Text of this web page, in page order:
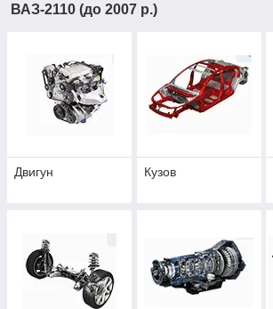
ВАЗ-2110 (до 2007 р.)
Двигун Кузов